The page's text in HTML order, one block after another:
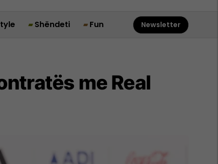
Shëndeti Fun Newsletter
me Real